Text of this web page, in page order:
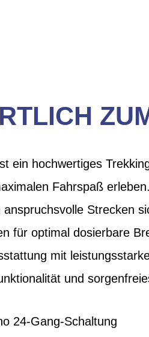
ein hochwertiges
Fahrspaß
Strecken
für optimal dosierbare
mit
und
24-Gang-Schaltung